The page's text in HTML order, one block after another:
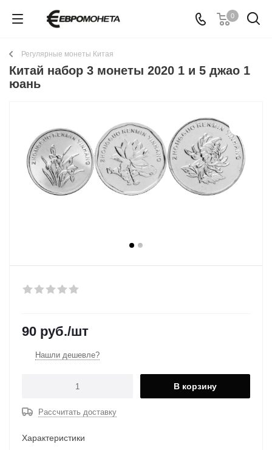
0
Регулярные монеты Китая
Китай набор 3 монеты 2020 1 и 5 джао 1
юань
90 руб./шт
Нашли дешевле?
В корзину
Рассчитать доставку
Характеристики